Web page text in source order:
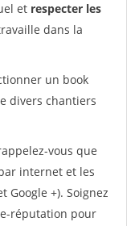
et respecter les
dans la
un book
divers chantiers
vous que
internet et les
Google +). Soignez
réputation pour